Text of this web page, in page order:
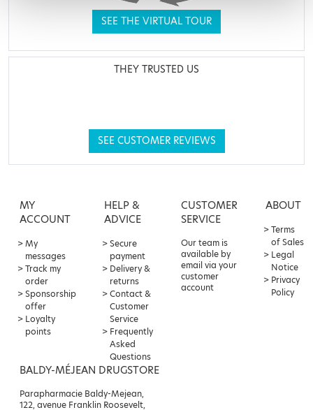
SEE THE VIRTUAL TOUR
THEY TRUSTED US
SEE CUSTOMER REVIEWS
MY
ACCOUNT
My
messages
Track my
order
Sponsorship
offer
Loyalty
points
HELP &
ADVICE
Secure
payment
Delivery &
returns
Contact &
Customer
Service
Frequently
Asked
Questions
CUSTOMER
SERVICE
Our team is
available by
email via your
customer
account
ABOUT
Terms
of Sales
Legal
Notice
Privacy
Policy
BALDY-MÉJEAN DRUGSTORE
Parapharmacie Baldy-Mejean,
122, avenue Franklin Roosevelt,